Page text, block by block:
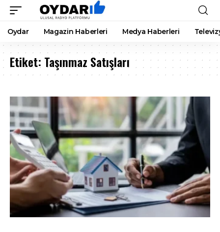
Oydar Magazin Haberleri Medya Haberleri
Etiket: Taşınmaz Satışları